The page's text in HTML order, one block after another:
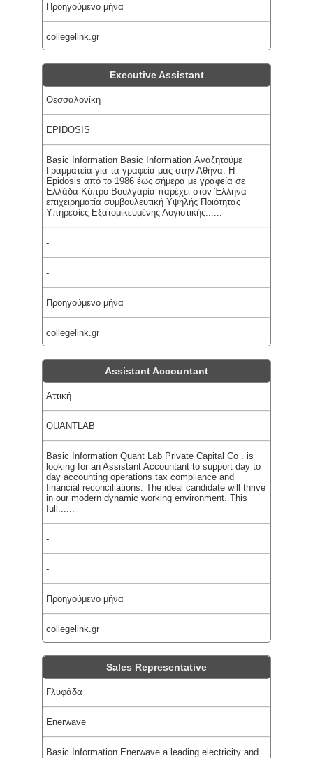
Προηγούμενο μήνα
collegelink.gr
Executive Assistant
Θεσσαλονίκη
EPIDOSIS
Basic Information Basic Information Αναζητούμε
Γραμματεία για τα γραφεία μας στην Αθήνα. H
Epidosis από το 1986 έως σήμερα με γραφεία σε
Ελλάδα Κύπρο Βουλγαρία παρέχει στον Έλληνα
επιχειρηματία συμβουλευτική Υψηλής Ποιότητας
Υπηρεσίες Εξατομικευμένης Λογιστικής......
-
-
Προηγούμενο μήνα
collegelink.gr
Assistant Accountant
Αττική
QUANTLAB
Basic Information Quant Lab Private Capital Co . is
looking for an Assistant Accountant to support day to
day accounting operations tax compliance and
financial reconciliations. The ideal candidate will thrive
in our modern dynamic working environment. This
full......
-
-
Προηγούμενο μήνα
collegelink.gr
Sales Representative
Γλυφάδα
Enerwave
Basic Information Enerwave a leading electricity and